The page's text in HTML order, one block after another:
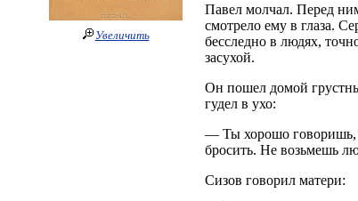
Увеличить
Павел молчал. Перед
смотрело ему в глаза.
бесследно в людях,
засухой.
Он пошел домой
гудел в ухо:
— Ты хорошо говоришь,
бросить. Не возьмешь
Сизов говорил матери: